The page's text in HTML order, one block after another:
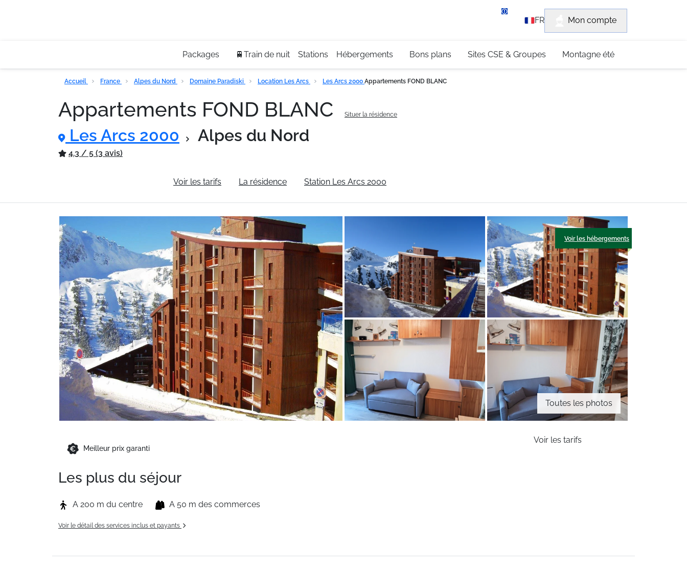
+33 (0)4 79 96 30 69
FR Mon compte
Packages 🚆Train de nuit Stations Hébergements Bons plans Sites CSE & Groupes Montagne été
Accueil France Alpes du Nord Domaine Paradiski Location Les Arcs Les Arcs 2000 Appartements FOND BLANC
Appartements FOND BLANC Situer la résidence
Les Arcs 2000 Alpes du Nord
4.3 / 5 (3 avis)
Voir les tarifs La résidence Station Les Arcs 2000
Toutes les photos
Voir les hébergements
Meilleur prix garanti
Voir les tarifs
Les plus du séjour
A 200 m du centre A 50 m des commerces
Voir le détail des services inclus et payants